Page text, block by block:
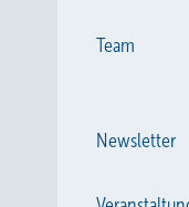
Werte siehe
Team
Newsletter